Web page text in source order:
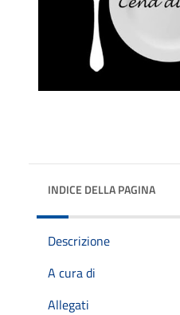
INDICE DELLA PAGINA
Descrizione
A cura di
Allegati